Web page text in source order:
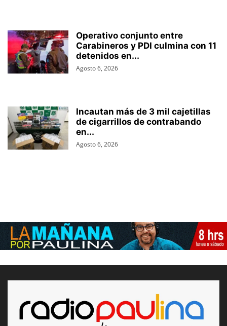
Operativo conjunto entre
Carabineros y PDI culmina con 11
detenidos en...
Agosto 6, 2026
Incautan más de 3 mil cajetillas
de cigarrillos de contrabando
en...
Agosto 6, 2026